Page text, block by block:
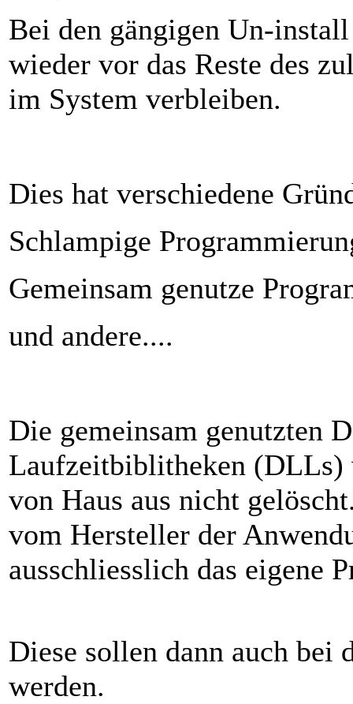
Bei den gängigen Un-
wieder vor das Reste des
im System verbleiben.
Dies hat verschiedene
Schlampige
Gemeinsam genutze
und andere....
Die gemeinsam genutzten
Laufzeitbiblitheken (DLLs)
von Haus aus nicht
vom Hersteller der
ausschliesslich das eigene
Diese sollen dann auch
werden.